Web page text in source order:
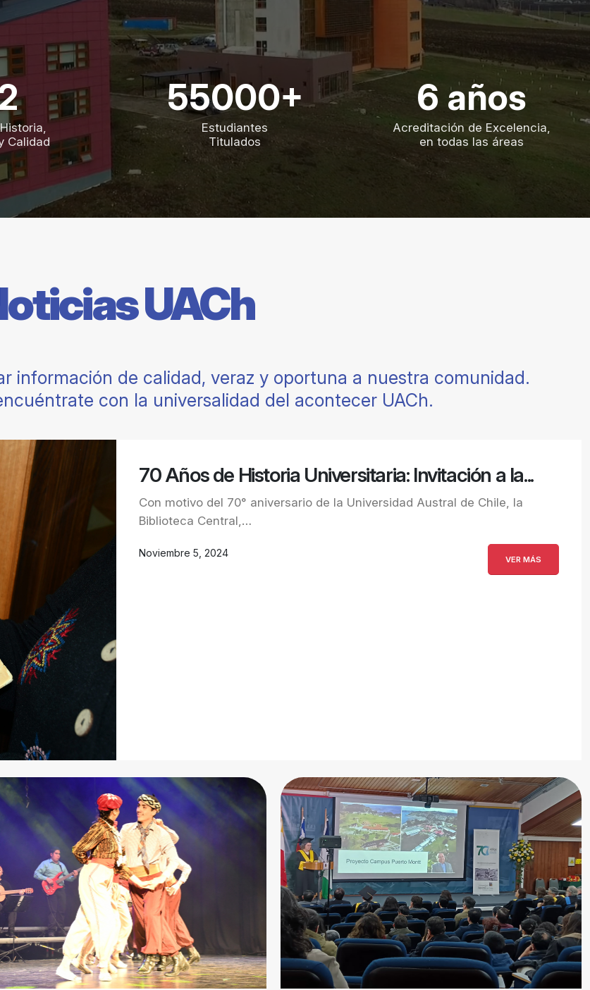
Calidad
55000+
Estudiantes
Titulados
6 años
Acreditación de Excelencia,
en todas las áreas
UACh
información de calidad, veraz y oportuna a nuestra comunidad.
con la universalidad del acontecer UACh.
70 Años de Historia Universitaria: Invitación a la...
Con motivo del 70° aniversario de la Universidad Austral de Chile, la
Biblioteca Central,…
Noviembre 5, 2024
VER MÁS